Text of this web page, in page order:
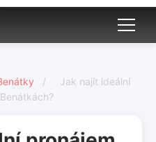
/
Jak najít ideální